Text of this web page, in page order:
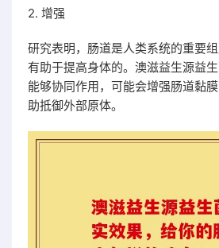
2. 增强
研究表明，肠道是人类系统的重要
有助于提高身体的。澳滋益生源益
能够协同作用，可能会增强肠道黏
助抵御外部原体。